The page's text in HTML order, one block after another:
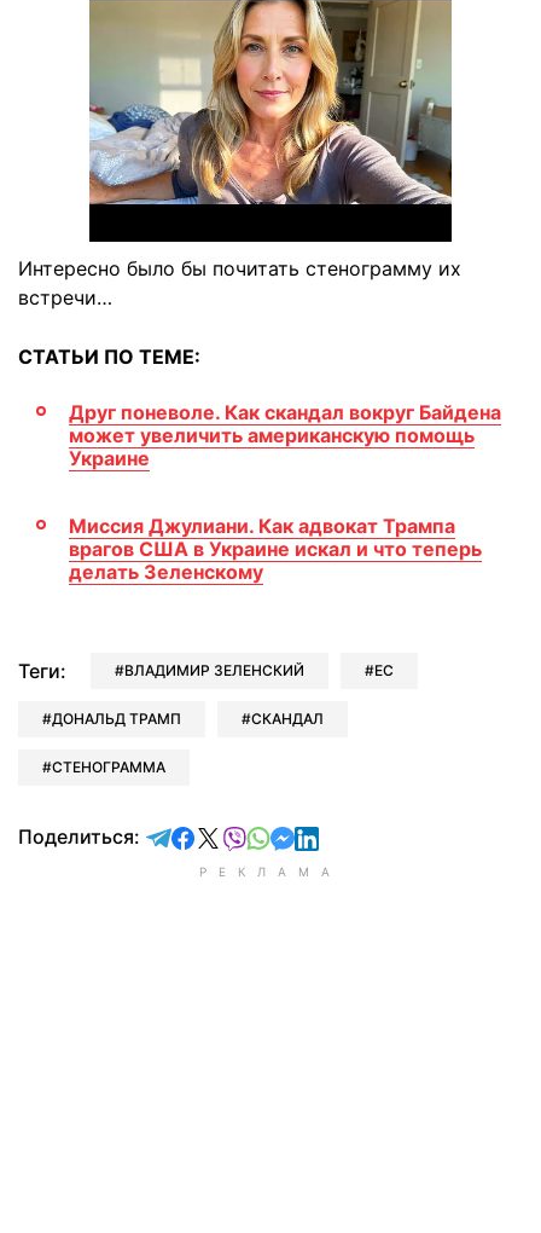
Интересно было бы почитать стенограмму их
встречи…
СТАТЬИ ПО ТЕМЕ:
Друг поневоле. Как скандал вокруг Байдена
может увеличить американскую помощь
Украине
Миссия Джулиани. Как адвокат Трампа
врагов США в Украине искал и что теперь
делать Зеленскому
Теги: ВЛАДИМИР ЗЕЛЕНСКИЙ ЕС
ДОНАЛЬД ТРАМП СКАНДАЛ
СТЕНОГРАММА
Поделиться: отправить в Telegram
поделиться в Facebook
поделиться в X
отправить в Viber
отправить в Whatsapp
отправить в Messenger
отправить в LinkedIn